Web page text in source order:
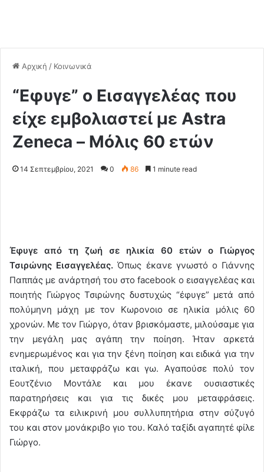
Αρχική / Κοινωνικά
“Εφυγε” ο Εισαγγελέας που
είχε εμβολιαστεί με Astra
Zeneca – Μόλις 60 ετών
14 Σεπτεμβρίου, 2021 0 86 1 minute read
Έφυγε από τη ζωή σε ηλικία 60 ετών ο Γιώργος
Τσιρώνης Εισαγγελέας. Όπως έκανε γνωστό ο Γιάννης
Παππάς με ανάρτησή του στο facebook ο εισαγγελέας και
ποιητής Γιώργος Τσιρώνης δυστυχώς “έφυγε” μετά από
πολύμηνη μάχη με τον Κωρονοιο σε ηλικία μόλις 60
χρονών. Με τον Γιώργο, όταν βρισκόμαστε, μιλούσαμε για
την μεγάλη μας αγάπη την ποίηση. Ήταν αρκετά
ενημερωμένος και για την ξένη ποίηση και ειδικά για την
ιταλική, που μεταφράζω και γω. Αγαπούσε πολύ τον
Εουτζένιο Μοντάλε και μου έκανε ουσιαστικές
παρατηρήσεις και για τις δικές μου μεταφράσεις.
Εκφράζω τα ειλικρινή μου συλλυπητήρια στην σύζυγό
του και στον μονάκριβο γιο του. Καλό ταξίδι αγαπητέ φίλε
Γιώργο.